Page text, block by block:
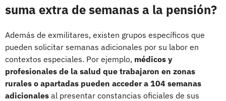
suma extra de semanas a la pensión?
Además de exmilitares, existen grupos específicos que
pueden solicitar semanas adicionales por su labor en
contextos especiales. Por ejemplo, médicos y
profesionales de la salud que trabajaron en zonas
rurales o apartadas pueden acceder a 104 semanas
adicionales al presentar constancias oficiales de sus